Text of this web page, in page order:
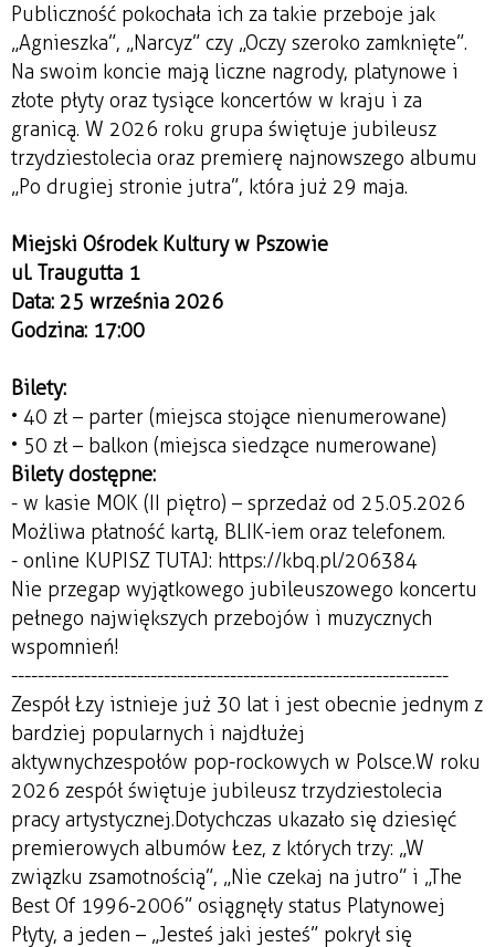
Publiczność pokochała ich za takie przeboje jak
„Agnieszka”, „Narcyz” czy „Oczy szeroko zamknięte”.
Na swoim koncie mają liczne nagrody, platynowe i
złote płyty oraz tysiące koncertów w kraju i za
granicą. W 2026 roku grupa świętuje jubileusz
trzydziestolecia oraz premierę najnowszego albumu
„Po drugiej stronie jutra”, która już 29 maja.
Miejski Ośrodek Kultury w Pszowie
ul. Traugutta 1
Data: 25 września 2026
Godzina: 17:00
Bilety:
• 40 zł – parter (miejsca stojące nienumerowane)
• 50 zł – balkon (miejsca siedzące numerowane)
Bilety dostępne:
- w kasie MOK (II piętro) – sprzedaż od 25.05.2026
Możliwa płatność kartą, BLIK-iem oraz telefonem.
- online KUPISZ TUTAJ: https://kbq.pl/206384
Nie przegap wyjątkowego jubileuszowego koncertu
pełnego największych przebojów i muzycznych
wspomnień!
------------------------------------------------------------------
Zespół Łzy istnieje już 30 lat i jest obecnie jednym z
bardziej popularnych i najdłużej
aktywnychzespołów pop-rockowych w Polsce.W roku
2026 zespół świętuje jubileusz trzydziestolecia
pracy artystycznej.Dotychczas ukazało się dziesięć
premierowych albumów Łez, z których trzy: „W
związku zsamotnością”, „Nie czekaj na jutro” i „The
Best Of 1996-2006” osiągnęły status Platynowej
Płyty, a jeden – „Jesteś jaki jesteś” pokrył się